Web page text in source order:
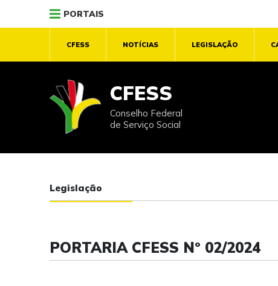
PORTAIS
CFESS NOTÍCIAS LEGISLAÇÃO
CFESS
Conselho Federal
de Serviço Social
Legislação
PORTARIA CFESS Nº 02/2024